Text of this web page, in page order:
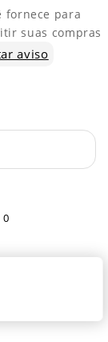
fornece para
suas compras
0